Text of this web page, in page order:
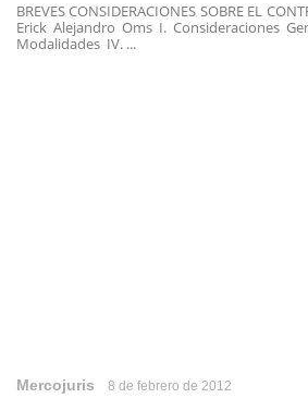
BREVES CONSIDERACIONES SOBRE EL
Erick Alejandro Oms I. Consideraciones
Modalidades IV. ...
Mercojuris 8 de febrero de 2012